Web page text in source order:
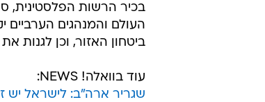
בכיר הרשות הפלסטינית,
העולם והמנהגים
ביטחון האזור, וכן לגנות
עוד בוואלה! NEWS:
שגריר ארה"ב: לישראל יש